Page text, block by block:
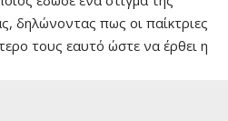
δηλώνοντας πως οι παίκτριες
τους εαυτό ώστε να έρθει η